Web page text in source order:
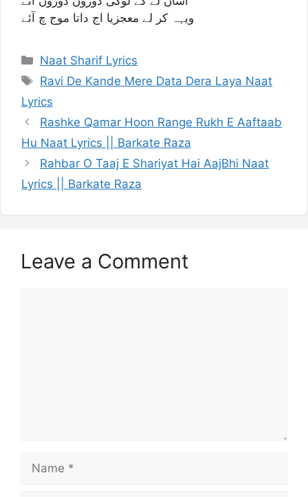
ویہہ کر لے معجزیا اج داتا موج چ آئے
Categories
Naat Sharif Lyrics
Tags
Ravi De Kande Mere Data Dera Laya Naat
Lyrics
Rashke Qamar Hoon Range Rukh E Aaftaab
Hu Naat Lyrics || Barkate Raza
Rahbar O Taaj E Shariyat Hai AajBhi Naat
Lyrics || Barkate Raza
Leave a Comment